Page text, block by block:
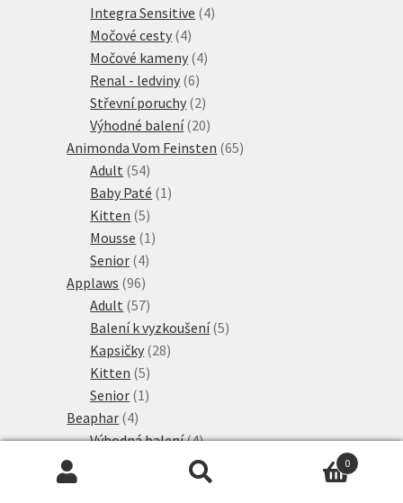
produkty
Integra Sensitive 44
Močové cesty 44
produkty
Močové kameny 44
Renal - ledviny 66
produktů
Střevní poruchy 22
produkty
Výhodné balení 2020
produktů
Animonda Vom Feinsten 6565
Adult 5454
produktů
Baby Paté 1 1
Kitten 55
produktů
Mousse 1 1
Senior 44
produkty
Applaws 9696
produktů
Adult 5757
produktů
Balení k vyzkoušení 55
Kapsičky 2828
Kitten 55
produktů
Senior 1 1
Beaphar 44
produkty
Výhodná balení 44
produkty
Best Nature
produktů
Bezobilné konzervy 88
0